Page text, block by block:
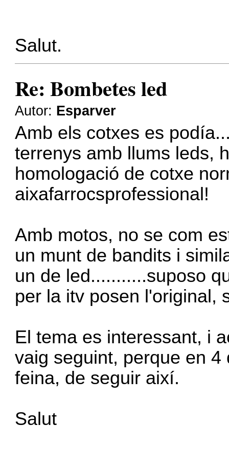
Salut.
Re: Bombetes led
Autor: Esparver
Amb els cotxes es
terrenys amb llums leds,
homologació de cotxe
aixafarrocsprofessional!
Amb motos, no se com
un munt de bandits i
un de led...........suposo
per la itv posen l'original,
El tema es interessant, i
vaig seguint, perque en
feina, de seguir així.
Salut